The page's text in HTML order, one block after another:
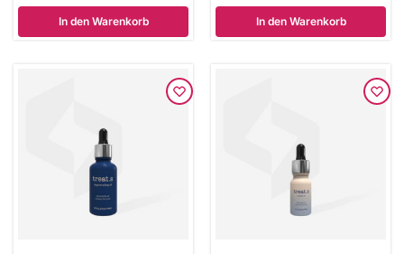
In den Warenkorb In den Warenkorb